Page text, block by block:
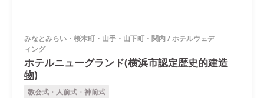
みなとみらい・桜木町・山手・山下町・関内/ホテルウェデ
ィング
ホテルニューグランド(横浜市認定歴史的建造
物)
教会式・人前式・神前式